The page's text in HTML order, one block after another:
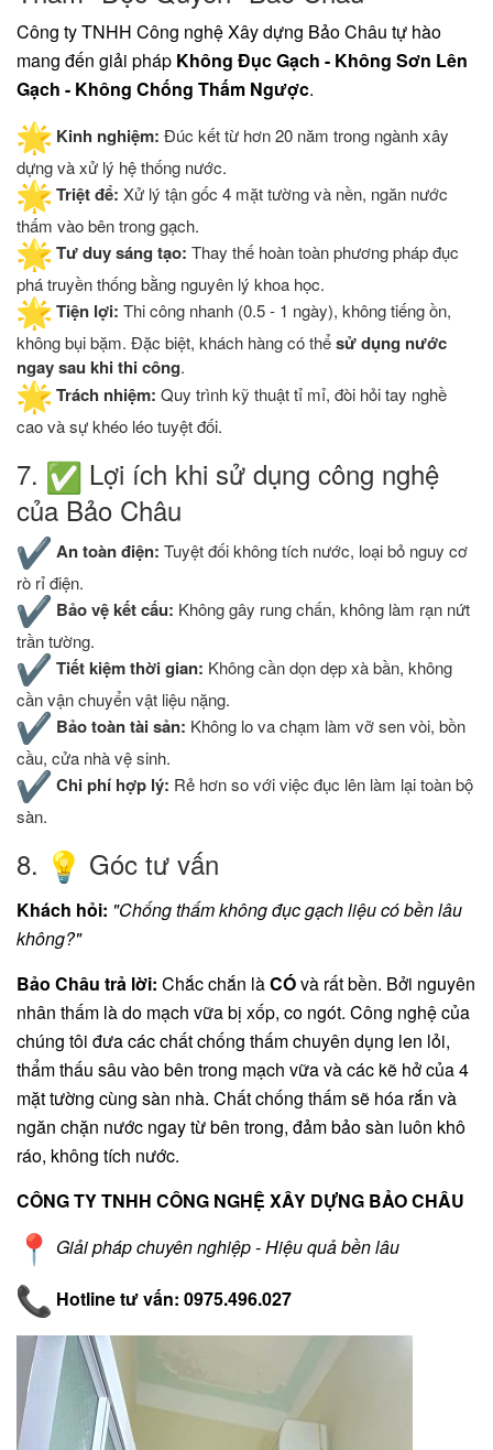
​Công ty TNHH Công nghệ Xây dựng Bảo Châu tự hào
mang đến giải pháp Không Đục Gạch - Không Sơn Lên
Gạch - Không Chống Thấm Ngược.
Kinh nghiệm: Đúc kết từ hơn 20 năm trong ngành xây
dựng và xử lý hệ thống nước.
Triệt để: Xử lý tận gốc 4 mặt tường và nền, ngăn nước
thấm vào bên trong gạch.
Tư duy sáng tạo: Thay thế hoàn toàn phương pháp đục
phá truyền thống bằng nguyên lý khoa học.
Tiện lợi: Thi công nhanh (0.5 - 1 ngày), không tiếng ồn,
không bụi bặm. Đặc biệt, khách hàng có thểsử dụng nước
ngay sau khi thi công.
Trách nhiệm: Quy trình kỹ thuật tỉ mỉ, đòi hỏi tay nghề
cao và sự khéo léo tuyệt đối.
​7.
Lợi ích khi sử dụng công nghệ
của Bảo Châu
An toàn điện: Tuyệt đối không tích nước, loại bỏ nguy cơ
rò rỉ điện.
Bảo vệ kết cấu: Không gây rung chấn, không làm rạn nứt
trần tường.
Tiết kiệm thời gian: Không cần dọn dẹp xà bần, không
cần vận chuyển vật liệu nặng.
Bảo toàn tài sản: Không lo va chạm làm vỡ sen vòi, bồn
cầu, cửa nhà vệ sinh.
Chi phí hợp lý: Rẻ hơn so với việc đục lên làm lại toàn bộ
sàn.
​8. Góc tư vấn
Khách hỏi: "Chống thấm không đục gạch liệu có bền lâu
không?"
Bảo Châu trả lời: Chắc chắn làCÓvà rất bền. Bởi nguyên
nhân thấm là do mạch vữa bị xốp, co ngót. Công nghệ của
chúng tôi đưa các chất chống thấm chuyên dụng len lỏi,
thẩm thấu sâu vào bên trong mạch vữa và các kẽ hở của 4
mặt tường cùng sàn nhà. Chất chống thấm sẽ hóa rắn và
ngăn chặn nước ngay từ bên trong, đảm bảo sàn luôn khô
ráo, không tích nước.
CÔNG TY TNHH CÔNG NGHỆ XÂY DỰNG BẢO CHÂU
Giải pháp chuyên nghiệp - Hiệu quả bền lâu
Hotline tư vấn: 0975.496.027